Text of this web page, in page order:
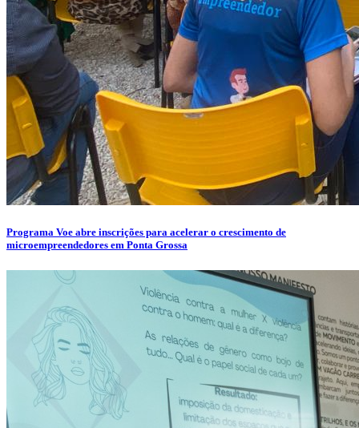
Programa Voe abre inscrições para acelerar o crescimento de
microempreendedores em Ponta Grossa